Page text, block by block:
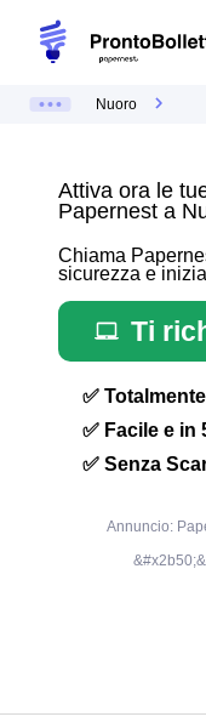
Nuoro
Attiva ora le
Papernest a
Chiama
sicurezza e
Ti
✅
✅ Facile e in
✅ Senza
Annuncio: